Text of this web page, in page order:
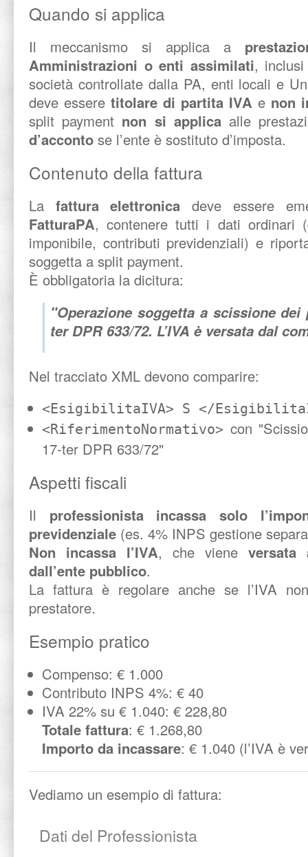
Quando si applica
Il meccanismo si applica a
Amministrazioni o enti assimilati,
società controllate dalla PA, enti locali e
deve essere titolare di partita IVA e non
split payment non si applicaalle
d’acconto se l’ente è sostituto d’imposta.
Contenuto della fattura
La fattura elettronica deve essere
FatturaPA, contenere tutti i dati ordinari
imponibile, contributi previdenziali) e
soggetta a split payment.
È obbligatoria la dicitura:
"Operazione soggetta a scissione dei
ter DPR 633/72. L’IVA è versata dal
Nel tracciato XML devono comparire:
<EsigibilitaIVA> S </
<RiferimentoNormativo> con
17-ter DPR 633/72"
Aspetti fiscali
Il professionista incassa solo
previdenziale (es. 4% INPS gestione
Non incassa l’IVA, che viene versata
dall’ente pubblico.
La fattura è regolare anche se l’IVA
prestatore.
Esempio pratico
Compenso: € 1.000
Contributo INPS 4%: € 40
IVA 22% su € 1.040: € 228,80
Totale fattura: € 1.268,80
Importo da incassare: € 1.040 (l’IVA è
Vediamo un esempio di fattura:
Dati del Professionista